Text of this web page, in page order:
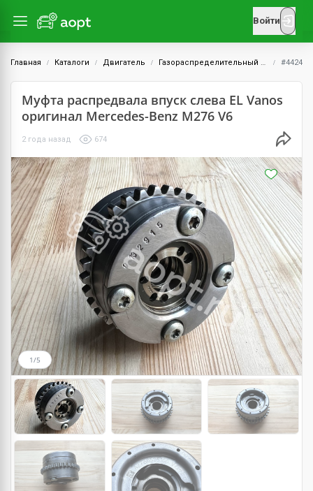
Войти
Главная Каталоги Двигатель Газораспределительный механизм (ГРМ) #4424
Муфта распредвала впуск слева EL Vanos
оригинал Mercedes-Benz M276 V6
2 года назад 674
1/5